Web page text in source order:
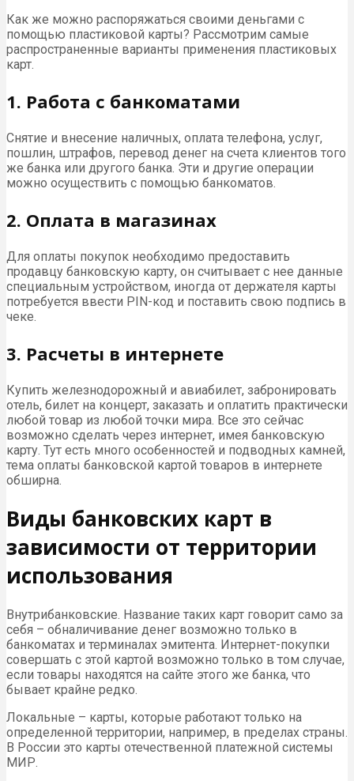
Как же можно распоряжаться своими деньгами с
помощью пластиковой карты? Рассмотрим самые
распространенные варианты применения пластиковых
карт.
1. Работа с банкоматами
Снятие и внесение наличных, оплата телефона, услуг,
пошлин, штрафов, перевод денег на счета клиентов того
же банка или другого банка. Эти и другие операции
можно осуществить с помощью банкоматов.
2. Оплата в магазинах
Для оплаты покупок необходимо предоставить
продавцу банковскую карту, он считывает с нее данные
специальным устройством, иногда от держателя карты
потребуется ввести PIN-код и поставить свою подпись в
чеке.
3. Расчеты в интернете
Купить железнодорожный и авиабилет, забронировать
отель, билет на концерт, заказать и оплатить практически
любой товар из любой точки мира. Все это сейчас
возможно сделать через интернет, имея банковскую
карту. Тут есть много особенностей и подводных камней,
тема оплаты банковской картой товаров в интернете
обширна.
Виды банковских карт в
зависимости от территории
использования
Внутрибанковские. Название таких карт говорит само за
себя – обналичивание денег возможно только в
банкоматах и терминалах эмитента. Интернет-покупки
совершать с этой картой возможно только в том случае,
если товары находятся на сайте этого же банка, что
бывает крайне редко.
Локальные – карты, которые работают только на
определенной территории, например, в пределах страны.
В России это карты отечественной платежной системы
МИР.